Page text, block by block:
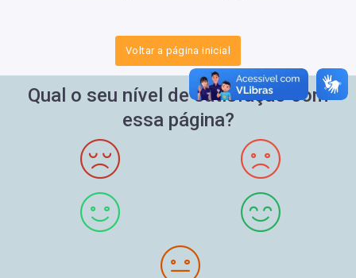
Voltar a página inicial
Qual o seu nível de satisfação com
essa página?